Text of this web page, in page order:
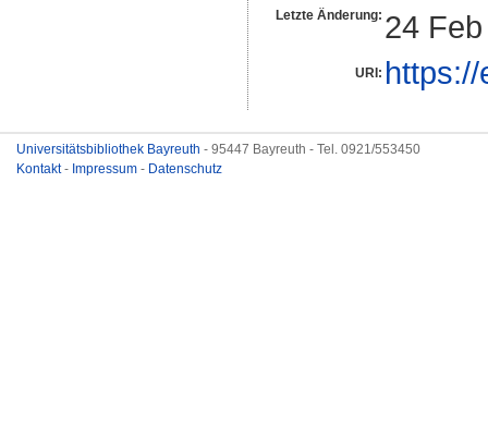
Letzte Änderung: 24
URI:
Universitätsbibliothek Bayreuth - 95447 Bayreuth - Tel. 0921/553450
Kontakt- Impressum - Datenschutz